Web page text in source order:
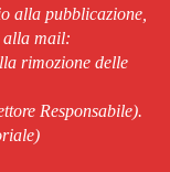
alla pubblicazione,
alla mail:
rimozione delle
Responsabile).